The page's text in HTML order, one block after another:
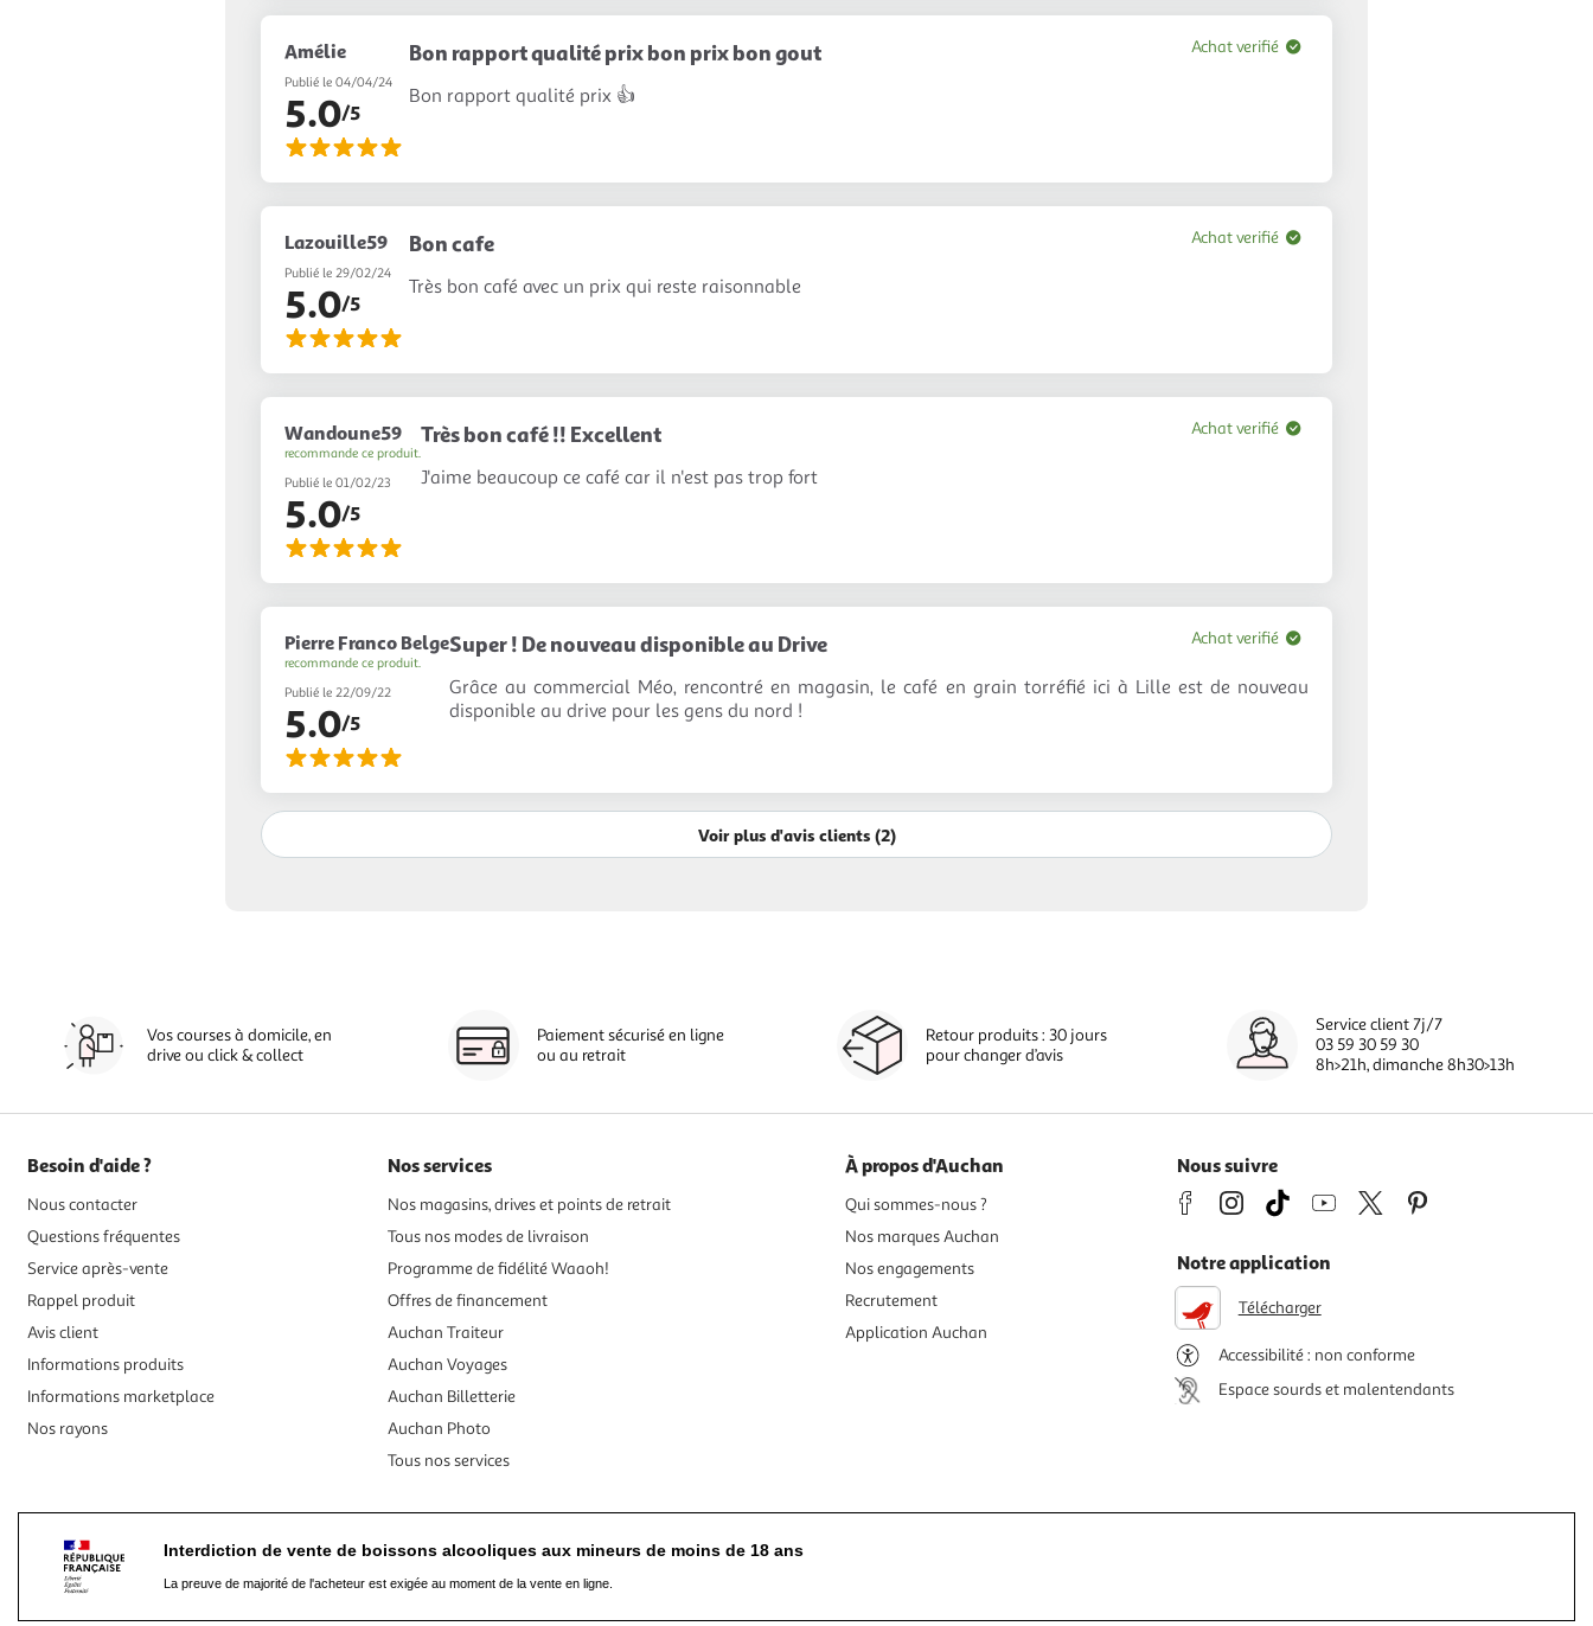
Amélie
Publié le 04/04/24
5.0/5
Bon rapport qualité prix bon prix bon gout
Bon rapport qualité prix 👍
Achat verifié
Lazouille59
Publié le 29/02/24
5.0/5
Bon cafe
Très bon café avec un prix qui reste raisonnable
Achat verifié
Wandoune59
recommande ce produit.
Publié le 01/02/23
5.0/5
Très bon café !! Excellent
J'aime beaucoup ce café car il n'est pas trop fort
Achat verifié
Pierre Franco Belge
recommande ce produit.
Publié le 22/09/22
5.0/5
Super ! De nouveau disponible au Drive
Grâce au commercial Méo, rencontré en magasin, le café en grain torréfié ici à Lille est de nouveau
disponible au drive pour les gens du nord !
Achat verifié
Voir plus d'avis clients (2)
Vos courses à domicile, en
drive ou click & collect
Paiement sécurisé en ligne
ou au retrait
Retour produits : 30 jours
pour changer d’avis
Service client 7j/7
03 59 30 59 30
8h>21h, dimanche 8h30>13h
Besoin d'aide ?
Nous contacter
Questions fréquentes
Service après-vente
Rappel produit
Avis client
Informations produits
Informations marketplace
Nos rayons
Nos services
Nos magasins, drives et points de retrait
Tous nos modes de livraison
Programme de fidélité Waaoh!
Offres de financement
Auchan Traiteur
Auchan Voyages
Auchan Billetterie
Auchan Photo
Tous nos services
À propos d'Auchan
Qui sommes-nous ?
Nos marques Auchan
Nos engagements
Recrutement
Application Auchan
Nous suivre
Notre application
Télécharger
Accessibilité : non conforme
Espace sourds et malentendants
Interdiction de vente de boissons alcooliques aux mineurs de moins de 18 ans
La preuve de majorité de l'acheteur est exigée au moment de la vente en ligne.